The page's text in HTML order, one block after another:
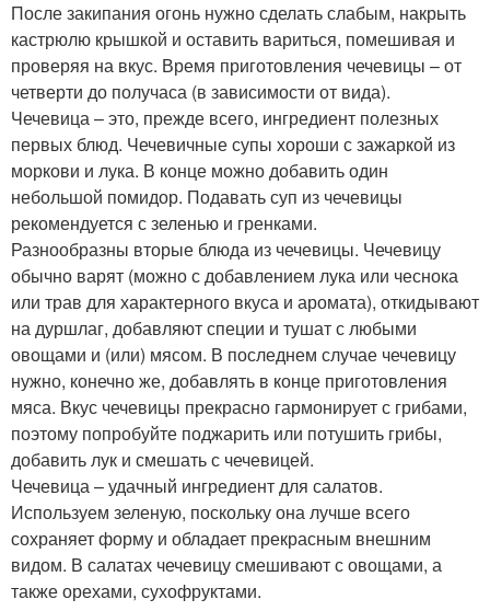
После закипания огонь нужно сделать слабым, накрыть
кастрюлю крышкой и оставить вариться, помешивая и
проверяя на вкус. Время приготовления чечевицы – от
четверти до получаса (в зависимости от вида).
Чечевица – это, прежде всего, ингредиент полезных
первых блюд. Чечевичные супы хороши с зажаркой из
моркови и лука. В конце можно добавить один
небольшой помидор. Подавать суп из чечевицы
рекомендуется с зеленью и гренками.
Разнообразны вторые блюда из чечевицы. Чечевицу
обычно варят (можно с добавлением лука или чеснока
или трав для характерного вкуса и аромата), откидывают
на дуршлаг, добавляют специи и тушат с любыми
овощами и (или) мясом. В последнем случае чечевицу
нужно, конечно же, добавлять в конце приготовления
мяса. Вкус чечевицы прекрасно гармонирует с грибами,
поэтому попробуйте поджарить или потушить грибы,
добавить лук и смешать с чечевицей.
Чечевица – удачный ингредиент для салатов.
Используем зеленую, поскольку она лучше всего
сохраняет форму и обладает прекрасным внешним
видом. В салатах чечевицу смешивают с овощами, а
также орехами, сухофруктами.